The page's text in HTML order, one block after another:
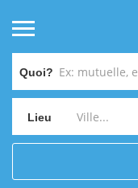
Quoi?
Lieu